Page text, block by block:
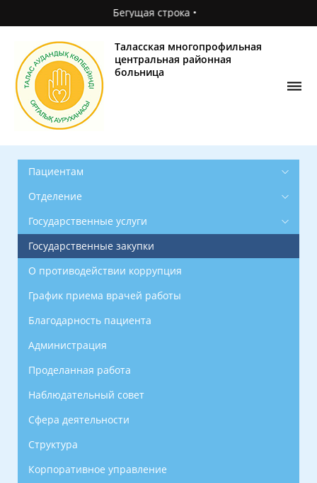
поликлинике
Новости
Фотогалерея
Контакты
Бегущая строка •
Таласская многопрофильная
центральная районная
больница
Пациентам
Отделение
Государственные услуги
Государственные закупки
О противодействии коррупция
График приема врачей работы
Благодарность пациента
Администрация
Проделанная работа
Наблюдательный совет
Сфера деятельности
Структура
Корпоративное управление